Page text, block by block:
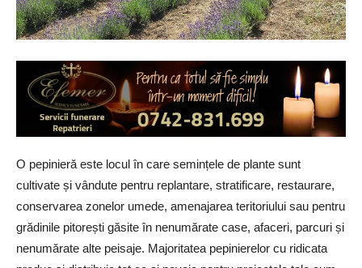
O pepinieră este locul în care semințele de plante sunt
cultivate și vândute pentru replantare, stratificare, restaurare,
conservarea zonelor umede, amenajarea teritoriului sau pentru
grădinile pitorești găsite în nenumărate case, afaceri, parcuri și
nenumărate alte peisaje. Majoritatea pepinierelor cu ridicata